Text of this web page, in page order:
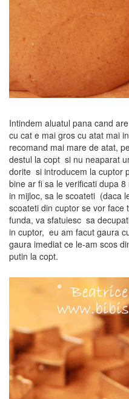
Intindem aluatul pana cand
cu cat e mai gros cu atat mai
recomand mai mare de atat,
destul la copt si nu neaparat
dorite si introducem la cuptor
bine ar fi sa le verificati dupa
in mijloc, sa le scoateti (daca
scoateti din cuptor se vor face
funda, va sfatuiesc sa
in cuptor, eu am facut gaura
gaura imediat ce le-am scos
putin la copt.